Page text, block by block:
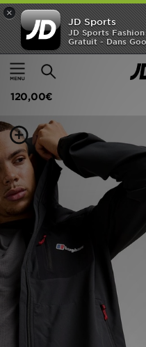
×
JD Sports
JD Sports Fashion
Gratuit - Dans
Accueil
Homme
Berghaus Veste Intervale
120,00€
Accueil
Nouveautés
Enfant
Collections
Marques
Football
PROMOS